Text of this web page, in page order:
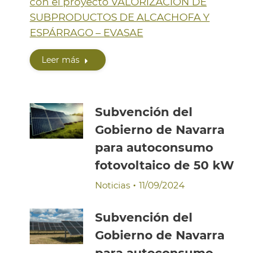
SUBPRODUCTOS DE ALCACHOFA Y
ESPÁRRAGO – EVASAE
Leer más
Subvención del
Gobierno de Navarra
para autoconsumo
fotovoltaico de 50 kW
Noticias 11/09/2024
Subvención del
Gobierno de Navarra